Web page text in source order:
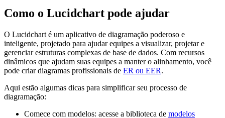
Como o Lucidchart pode ajudar
O Lucidchart é um aplicativo de diagramação poderoso e
inteligente, projetado para ajudar equipes a visualizar, projetar e
gerenciar estruturas complexas de base de dados. Com recursos
dinâmicos que ajudam suas equipes a manter o alinhamento, você
pode criar diagramas profissionais de ER ou EER.
Aqui estão algumas dicas para simplificar seu processo de
diagramação:
Comece com modelos: acesse a biblioteca de modelos